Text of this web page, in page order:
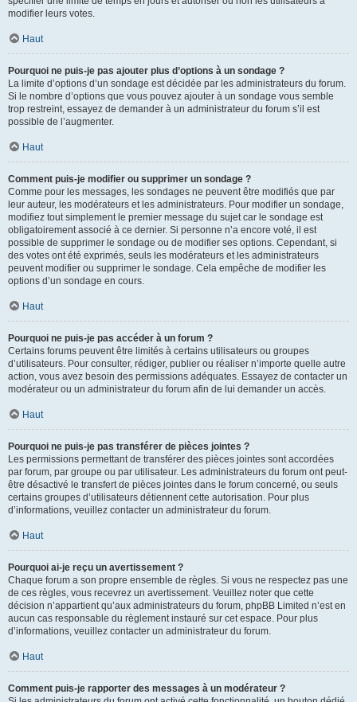
modifier leurs votes.
Haut
Pourquoi ne puis-je pas ajouter plus d’options à un sondage ?
La limite d’options d’un sondage est décidée par les administrateurs du forum.
Si le nombre d’options que vous pouvez ajouter à un sondage vous semble
trop restreint, essayez de demander à un administrateur du forum s’il est
possible de l’augmenter.
Haut
Comment puis-je modifier ou supprimer un sondage ?
Comme pour les messages, les sondages ne peuvent être modifiés que par
leur auteur, les modérateurs et les administrateurs. Pour modifier un sondage,
modifiez tout simplement le premier message du sujet car le sondage est
obligatoirement associé à ce dernier. Si personne n’a encore voté, il est
possible de supprimer le sondage ou de modifier ses options. Cependant, si
des votes ont été exprimés, seuls les modérateurs et les administrateurs
peuvent modifier ou supprimer le sondage. Cela empêche de modifier les
options d’un sondage en cours.
Haut
Pourquoi ne puis-je pas accéder à un forum ?
Certains forums peuvent être limités à certains utilisateurs ou groupes
d’utilisateurs. Pour consulter, rédiger, publier ou réaliser n’importe quelle autre
action, vous avez besoin des permissions adéquates. Essayez de contacter un
modérateur ou un administrateur du forum afin de lui demander un accès.
Haut
Pourquoi ne puis-je pas transférer de pièces jointes ?
Les permissions permettant de transférer des pièces jointes sont accordées
par forum, par groupe ou par utilisateur. Les administrateurs du forum ont peut-
être désactivé le transfert de pièces jointes dans le forum concerné, ou seuls
certains groupes d’utilisateurs détiennent cette autorisation. Pour plus
d’informations, veuillez contacter un administrateur du forum.
Haut
Pourquoi ai-je reçu un avertissement ?
Chaque forum a son propre ensemble de règles. Si vous ne respectez pas une
de ces règles, vous recevrez un avertissement. Veuillez noter que cette
décision n’appartient qu’aux administrateurs du forum, phpBB Limited n’est en
aucun cas responsable du règlement instauré sur cet espace. Pour plus
d’informations, veuillez contacter un administrateur du forum.
Haut
Comment puis-je rapporter des messages à un modérateur ?